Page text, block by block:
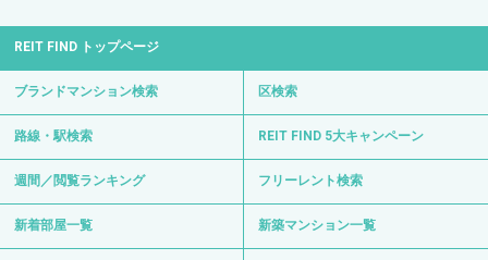
REIT FIND トップページ
ブランドマンション検索 区検索
路線・駅検索 REIT FIND 5大キャンペーン
週間／閲覧ランキング フリーレント検索
新着部屋一覧 新築マンション一覧